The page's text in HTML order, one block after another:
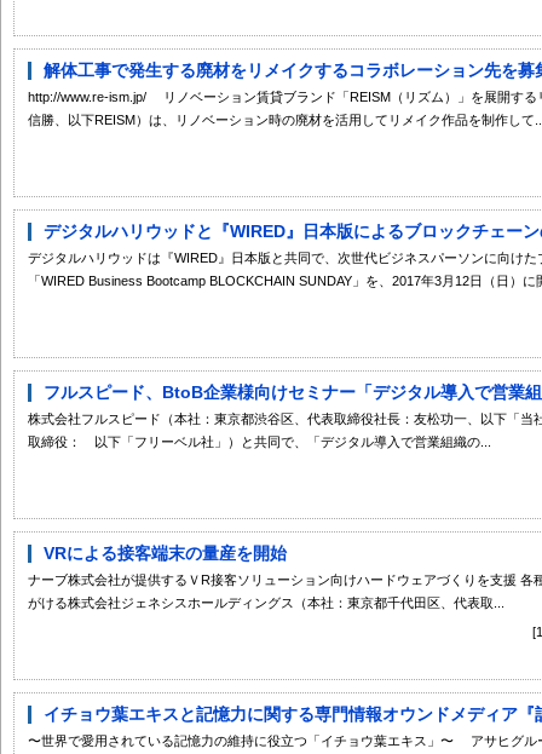
解体工事で発生する廃材をリメイクするコラボレーション先を募
http://www.re-ism.jp/ リノベーション賃貸ブランド「REISM（リズム）」を展開す
信勝、以下REISM）は、リノベーション時の廃材を活用してリメイク作品を制作して
デジタルハリウッドと『WIRED』日本版によるブロックチェー
デジタルハリウッドは『WIRED』日本版と共同で、次世代ビジネスパーソンに向け
「WIRED Business Bootcamp BLOCKCHAIN SUNDAY」を、2017年3月12日（日）
フルスピード、BtoB企業様向けセミナー「デジタル導入で営業
株式会社フルスピード（本社：東京都渋谷区、代表取締役社長：友松功一、以下「
取締役： 以下「フリーベル社」）と共同で、「デジタル導入で営業組織の...
VRによる接客端末の量産を開始
ナーブ株式会社が提供するＶR接客ソリューション向けハードウェアづくりを支援
がける株式会社ジェネシスホールディングス（本社：東京都千代田区、代表取...
イチョウ葉エキスと記憶力に関する専門情報オウンドメディア
〜世界で愛用されている記憶力の維持に役立つ「イチョウ葉エキス」〜 アサヒグル